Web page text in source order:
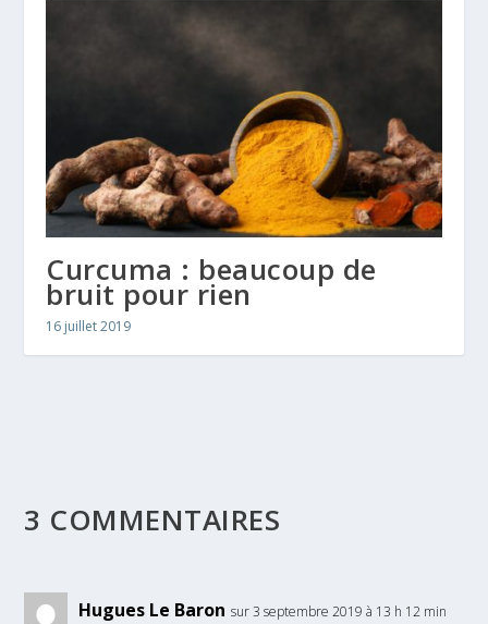
Curcuma : beaucoup de
bruit pour rien
16 juillet 2019
3 COMMENTAIRES
Hugues Le Baron sur 3 septembre 2019 à 13 h 12 min